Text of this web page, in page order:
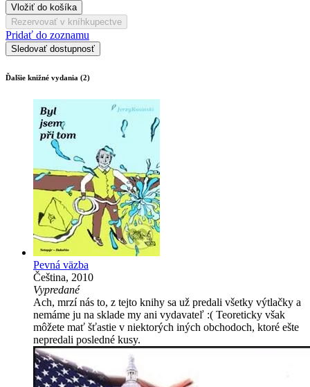
Vložiť do košíka
Rezervovať v kníhkupectve
Pridať do zoznamu
Sledovať dostupnosť
Ďalšie knižné vydania (2)
Pevná väzba
Čeština, 2010
Vypredané
Ach, mrzí nás to, z tejto knihy sa už predali všetky výtlačky a
nemáme ju na sklade my ani vydavateľ :( Teoreticky však
môžete mať šťastie v niektorých iných obchodoch, ktoré ešte
nepredali posledné kusy.